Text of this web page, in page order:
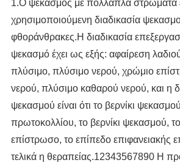
1.Ο ψεκασμός με πολλαπλά στρώματα
χρησιμοποιούμενη διαδικασία
φθοράνθρακες.Η διαδικασία
ψεκασμό έχει ως εξής: αφαίρεση
πλύσιμο, πλύσιμο νερού, χρώμιο
νερού, πλύσιμο καθαρού νερού, και η
ψεκασμού είναι ότι το βερνίκι
πρωτοκολλίου, το βερνίκι ψεκασμού,
επίστρωσο, το επίπεδο επιφανειακής
τελικά η θεραπείας.12343567890 Η